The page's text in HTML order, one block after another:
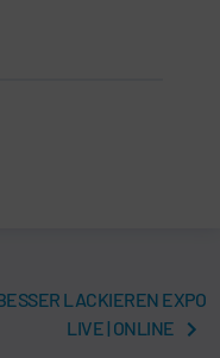
LACKIEREN EXPO
LIVE | ONLINE